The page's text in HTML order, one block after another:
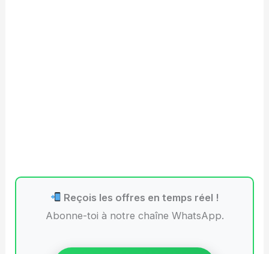
Reçois les offres en temps réel !
Abonne-toi à notre chaîne WhatsApp.